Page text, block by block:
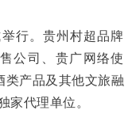
行。贵州村超品牌
公司、贵广网络使
类产品及其他文旅融
家代理单位。